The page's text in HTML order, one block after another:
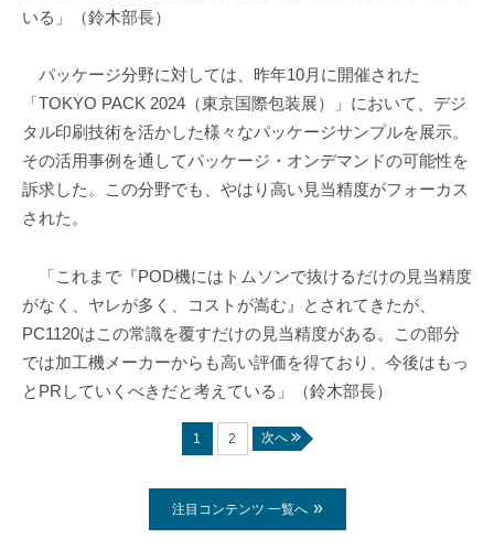
いる」（鈴木部長）
パッケージ分野に対しては、昨年10月に開催された
「TOKYO PACK 2024（東京国際包装展）」において、デジ
タル印刷技術を活かした様々なパッケージサンプルを展示。
その活用事例を通してパッケージ・オンデマンドの可能性を
訴求した。この分野でも、やはり高い見当精度がフォーカス
された。
「これまで『POD機にはトムソンで抜けるだけの見当精度
がなく、ヤレが多く、コストが嵩む』とされてきたが、
PC1120はこの常識を覆すだけの見当精度がある。この部分
では加工機メーカーからも高い評価を得ており、今後はもっ
とPRしていくべきだと考えている」（鈴木部長）
1 2 次へ
注目コンテンツ 一覧へ